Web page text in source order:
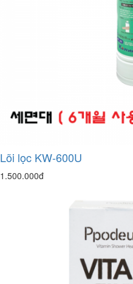
Lõi lọc KW-600U
1.500.000đ